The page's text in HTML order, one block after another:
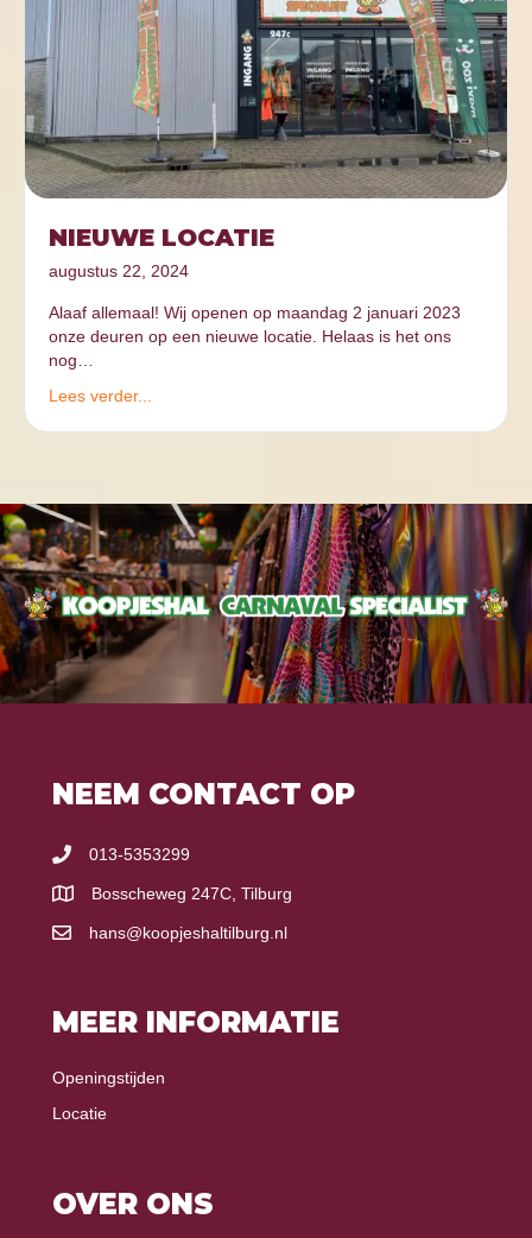
NIEUWE LOCATIE
augustus 22, 2024
Alaaf allemaal! Wij openen op maandag 2 januari 2023
onze deuren op een nieuwe locatie. Helaas is het ons
nog…
Lees verder...
NEEM CONTACT OP
013-5353299
Bosscheweg 247C, Tilburg
hans@koopjeshaltilburg.nl
MEER INFORMATIE
Openingstijden
Locatie
OVER ONS